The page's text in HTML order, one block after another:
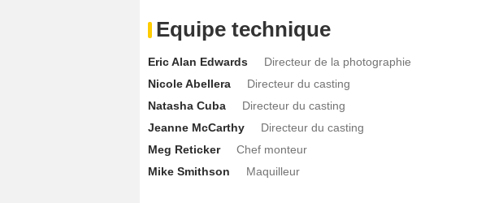
Equipe technique
Eric Alan Edwards
Directeur de la photographie
Nicole Abellera
Directeur du casting
Natasha Cuba
Directeur du casting
Jeanne McCarthy
Directeur du casting
Meg Reticker
Chef monteur
Mike Smithson
Maquilleur